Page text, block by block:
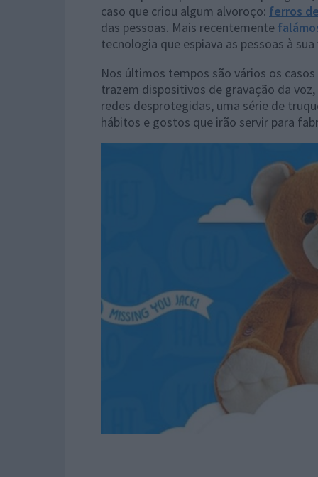
caso que criou algum alvoroço: ferros
das pessoas. Mais recentemente
tecnologia que espiava as pessoas à sua
Nos últimos tempos são vários os
trazem dispositivos de gravação da
redes desprotegidas, uma série de
hábitos e gostos que irão servir para